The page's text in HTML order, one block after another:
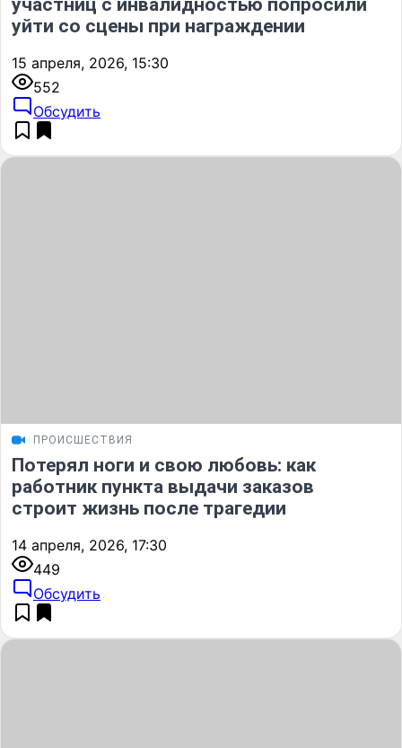
участниц с инвалидностью попросили
уйти со сцены при награждении
15 апреля, 2026, 15:30
552
Обсудить
ПРОИСШЕСТВИЯ
Потерял ноги и свою любовь: как
работник пункта выдачи заказов
строит жизнь после трагедии
14 апреля, 2026, 17:30
449
Обсудить